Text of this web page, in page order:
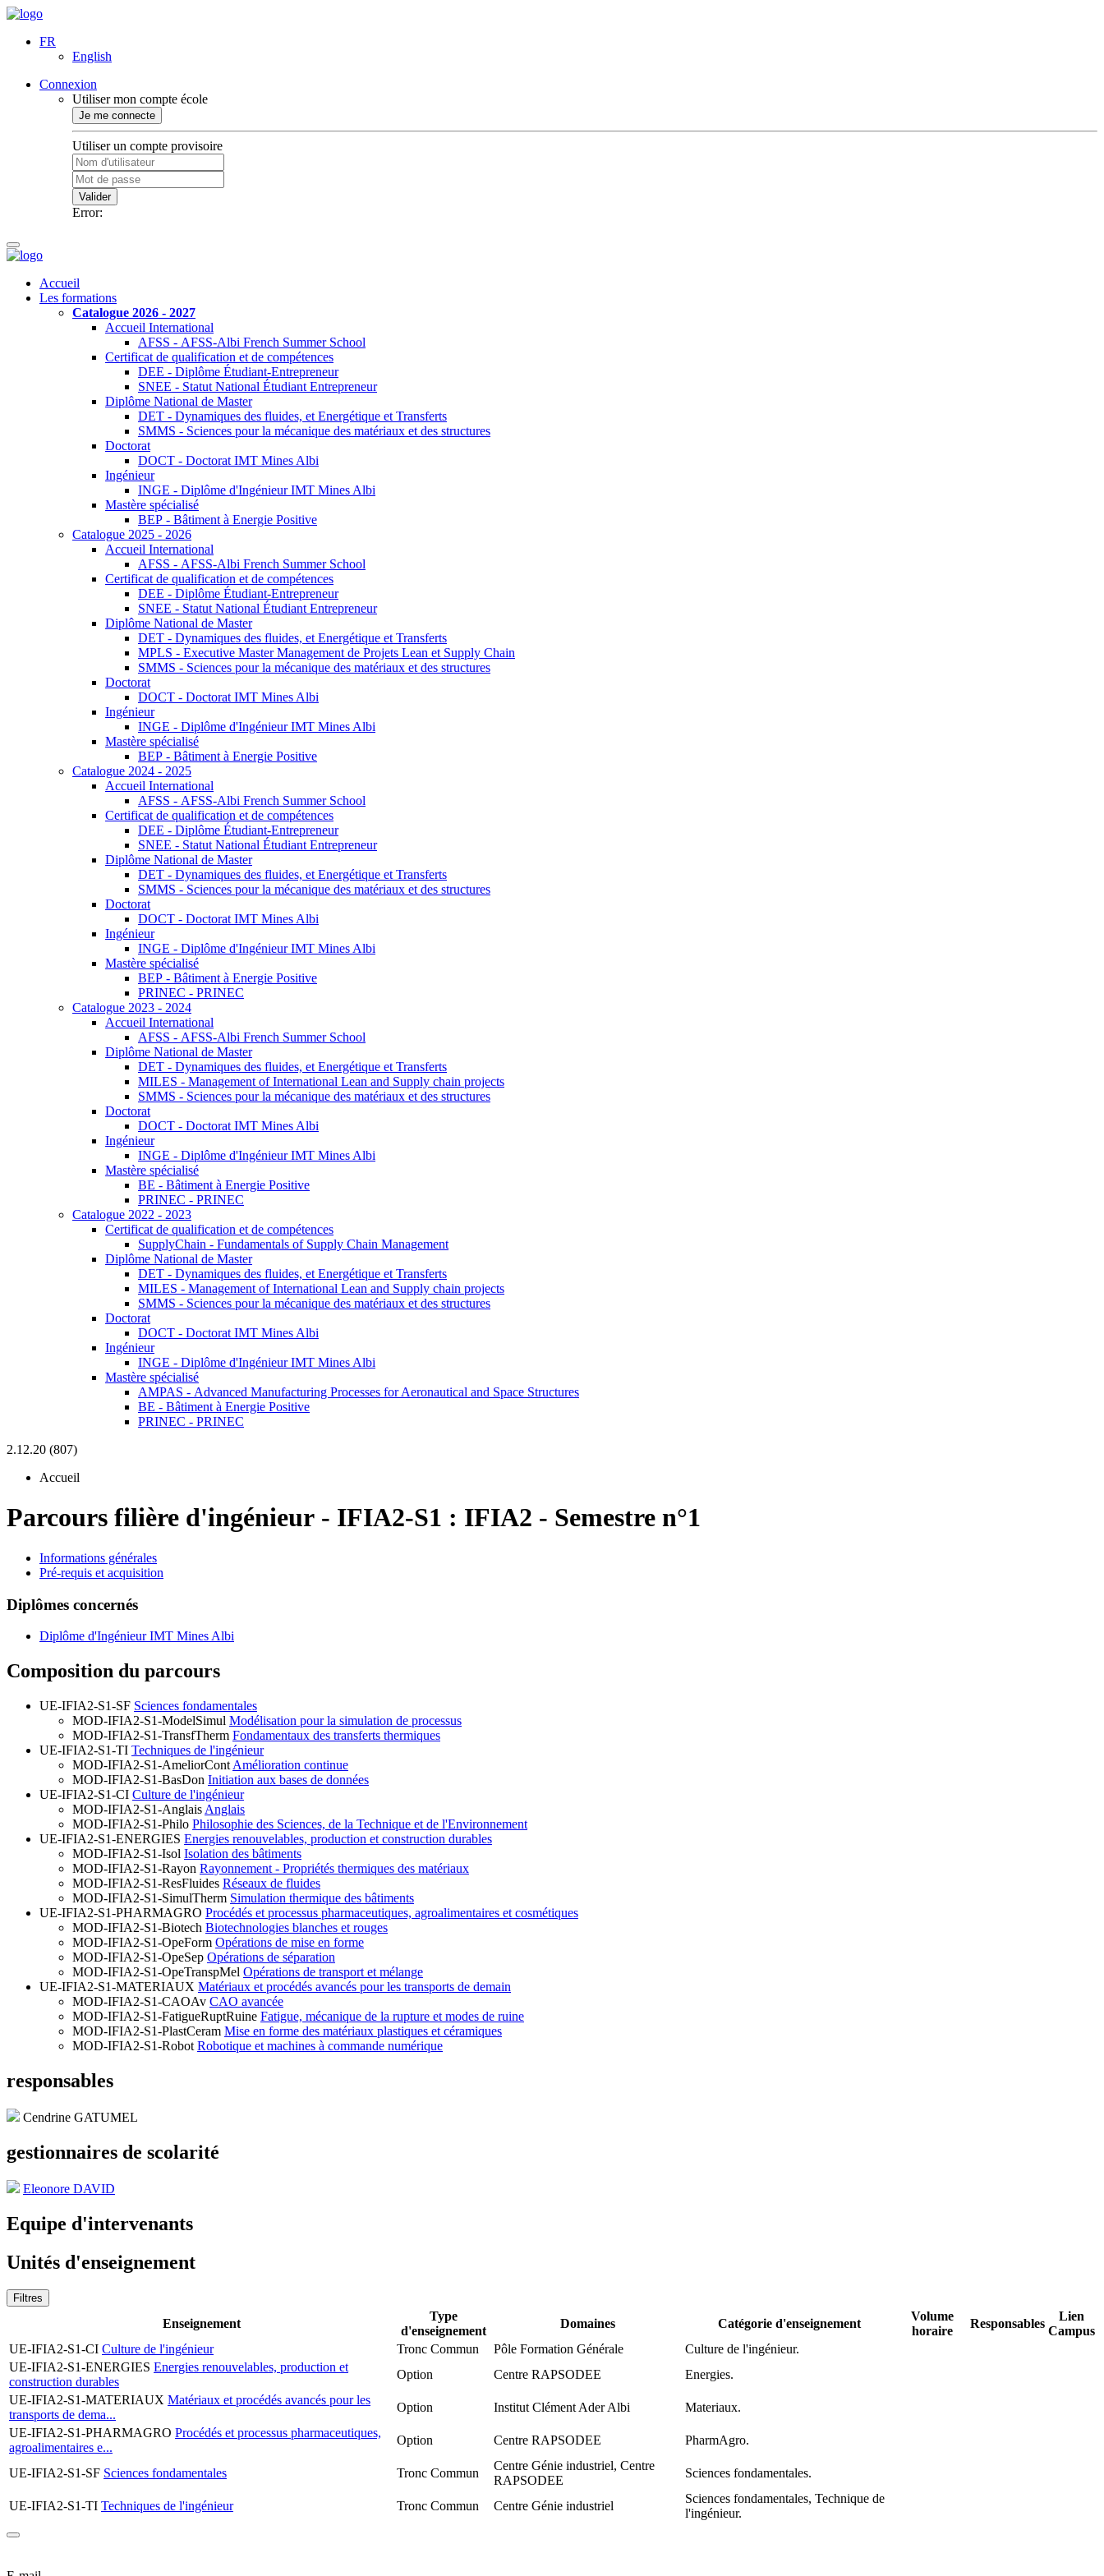
FR
English
Connexion
Utiliser mon compte école
Je me connecte
Utiliser un compte provisoire
Valider
Error:
Accueil
Les formations
Catalogue 2026 - 2027
Accueil International
AFSS - AFSS-Albi French Summer School
Certificat de qualification et de compétences
DEE - Diplôme Étudiant-Entrepreneur
SNEE - Statut National Étudiant Entrepreneur
Diplôme National de Master
DET - Dynamiques des fluides, et Energétique et Transferts
SMMS - Sciences pour la mécanique des matériaux et des structures
Doctorat
DOCT - Doctorat IMT Mines Albi
Ingénieur
INGE - Diplôme d'Ingénieur IMT Mines Albi
Mastère spécialisé
BEP - Bâtiment à Energie Positive
Catalogue 2025 - 2026
Accueil International
AFSS - AFSS-Albi French Summer School
Certificat de qualification et de compétences
DEE - Diplôme Étudiant-Entrepreneur
SNEE - Statut National Étudiant Entrepreneur
Diplôme National de Master
DET - Dynamiques des fluides, et Energétique et Transferts
MPLS - Executive Master Management de Projets Lean et Supply Chain
SMMS - Sciences pour la mécanique des matériaux et des structures
Doctorat
DOCT - Doctorat IMT Mines Albi
Ingénieur
INGE - Diplôme d'Ingénieur IMT Mines Albi
Mastère spécialisé
BEP - Bâtiment à Energie Positive
Catalogue 2024 - 2025
Accueil International
AFSS - AFSS-Albi French Summer School
Certificat de qualification et de compétences
DEE - Diplôme Étudiant-Entrepreneur
SNEE - Statut National Étudiant Entrepreneur
Diplôme National de Master
DET - Dynamiques des fluides, et Energétique et Transferts
SMMS - Sciences pour la mécanique des matériaux et des structures
Doctorat
DOCT - Doctorat IMT Mines Albi
Ingénieur
INGE - Diplôme d'Ingénieur IMT Mines Albi
Mastère spécialisé
BEP - Bâtiment à Energie Positive
PRINEC - PRINEC
Catalogue 2023 - 2024
Accueil International
AFSS - AFSS-Albi French Summer School
Diplôme National de Master
DET - Dynamiques des fluides, et Energétique et Transferts
MILES - Management of International Lean and Supply chain projects
SMMS - Sciences pour la mécanique des matériaux et des structures
Doctorat
DOCT - Doctorat IMT Mines Albi
Ingénieur
INGE - Diplôme d'Ingénieur IMT Mines Albi
Mastère spécialisé
BE - Bâtiment à Energie Positive
PRINEC - PRINEC
Catalogue 2022 - 2023
Certificat de qualification et de compétences
SupplyChain - Fundamentals of Supply Chain Management
Diplôme National de Master
DET - Dynamiques des fluides, et Energétique et Transferts
MILES - Management of International Lean and Supply chain projects
SMMS - Sciences pour la mécanique des matériaux et des structures
Doctorat
DOCT - Doctorat IMT Mines Albi
Ingénieur
INGE - Diplôme d'Ingénieur IMT Mines Albi
Mastère spécialisé
AMPAS - Advanced Manufacturing Processes for Aeronautical and Space Structures
BE - Bâtiment à Energie Positive
PRINEC - PRINEC
2.12.20 (807)
Accueil
Parcours filière d'ingénieur - IFIA2-S1 : IFIA2 - Semestre n°1
Informations générales
Pré-requis et acquisition
Diplômes concernés
Diplôme d'Ingénieur IMT Mines Albi
Composition du parcours
UE-IFIA2-S1-SF Sciences fondamentales
MOD-IFIA2-S1-ModelSimul Modélisation pour la simulation de processus
MOD-IFIA2-S1-TransfTherm Fondamentaux des transferts thermiques
UE-IFIA2-S1-TI Techniques de l'ingénieur
MOD-IFIA2-S1-AmeliorCont Amélioration continue
MOD-IFIA2-S1-BasDon Initiation aux bases de données
UE-IFIA2-S1-CI Culture de l'ingénieur
MOD-IFIA2-S1-Anglais Anglais
MOD-IFIA2-S1-Philo Philosophie des Sciences, de la Technique et de l'Environnement
UE-IFIA2-S1-ENERGIES Energies renouvelables, production et construction durables
MOD-IFIA2-S1-Isol Isolation des bâtiments
MOD-IFIA2-S1-Rayon Rayonnement - Propriétés thermiques des matériaux
MOD-IFIA2-S1-ResFluides Réseaux de fluides
MOD-IFIA2-S1-SimulTherm Simulation thermique des bâtiments
UE-IFIA2-S1-PHARMAGRO Procédés et processus pharmaceutiques, agroalimentaires et cosmétiques
MOD-IFIA2-S1-Biotech Biotechnologies blanches et rouges
MOD-IFIA2-S1-OpeForm Opérations de mise en forme
MOD-IFIA2-S1-OpeSep Opérations de séparation
MOD-IFIA2-S1-OpeTranspMel Opérations de transport et mélange
UE-IFIA2-S1-MATERIAUX Matériaux et procédés avancés pour les transports de demain
MOD-IFIA2-S1-CAOAv CAO avancée
MOD-IFIA2-S1-FatigueRuptRuine Fatigue, mécanique de la rupture et modes de ruine
MOD-IFIA2-S1-PlastCeram Mise en forme des matériaux plastiques et céramiques
MOD-IFIA2-S1-Robot Robotique et machines à commande numérique
responsables
Cendrine GATUMEL
gestionnaires de scolarité
Eleonore DAVID
Equipe d'intervenants
Unités d'enseignement
Filtres
Enseignement
Type
d'enseignement
Domaines Catégorie d'enseignement
Volume
horaire
Responsables
Lien
Campus
UE-IFIA2-S1-CI Culture de l'ingénieur Tronc Commun Pôle Formation Générale
Culture de l'ingénieur.
UE-IFIA2-S1-ENERGIES Energies renouvelables, production et
construction durables
Option Centre RAPSODEE
Energies.
UE-IFIA2-S1-MATERIAUX Matériaux et procédés avancés pour les
transports de dema...
Option Institut Clément Ader Albi
Materiaux.
UE-IFIA2-S1-PHARMAGRO Procédés et processus pharmaceutiques,
agroalimentaires e...
Option Centre RAPSODEE PharmAgro.
UE-IFIA2-S1-SF Sciences fondamentales Tronc Commun
Centre Génie industriel, Centre
RAPSODEE
Sciences fondamentales.
UE-IFIA2-S1-TI Techniques de l'ingénieur Tronc Commun Centre Génie industriel
Sciences fondamentales, Technique de
l'ingénieur.